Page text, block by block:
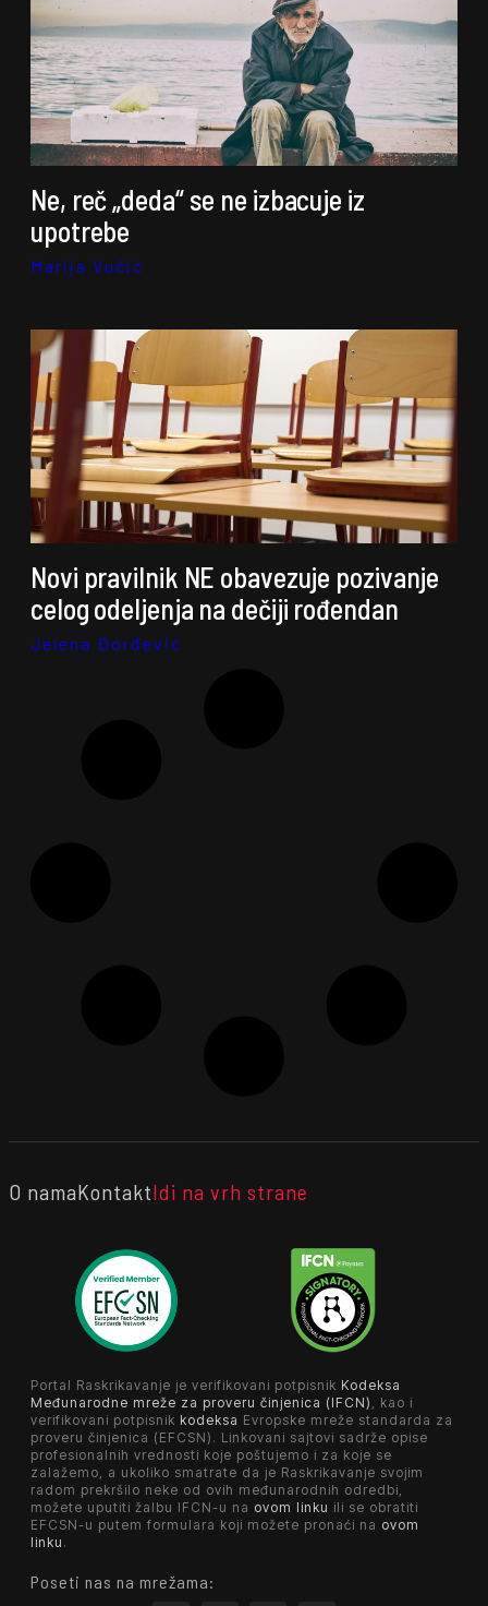
Ne, reč „deda“ se ne izbacuje iz
upotrebe
Marija Vučić
Novi pravilnik NE obavezuje pozivanje
celog odeljenja na dečiji rođendan
Jelena Đorđević
O namaKontaktIdi na vrh strane
Portal Raskrikavanje je verifikovani potpisnik Kodeksa
Međunarodne mreže za proveru činjenica (IFCN) , kao i
verifikovani potpisnik kodeksa Evropske mreže standarda za
proveru činjenica (EFCSN). Linkovani sajtovi sadrže opise
profesionalnih vrednosti koje poštujemo i za koje se
zalažemo, a ukoliko smatrate da je Raskrikavanje svojim
radom prekršilo neke od ovih međunarodnih odredbi,
možete uputiti žalbu IFCN-u na ovom linku ili se obratiti
EFCSN-u putem formulara koji možete pronaći na ovom
linku .
Poseti nas na mrežama: